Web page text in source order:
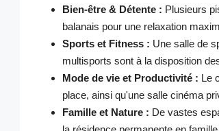
Bien-être & Détente : Plusieurs
balanais pour une relaxation
Sports et Fitness : Une salle de
multisports sont à la disposition
Mode de vie et Productivité : Le
place, ainsi qu'une salle cinéma
Famille et Nature : De vastes